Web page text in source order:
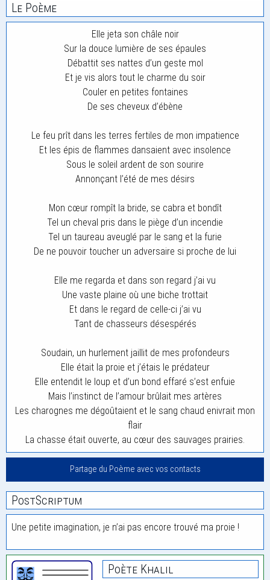
Le Poème
Elle jeta son châle noir
Sur la douce lumière de ses épaules
Débattit ses nattes d’un geste mol
Et je vis alors tout le charme du soir
Couler en petites fontaines
De ses cheveux d’ébène
Le feu prît dans les terres fertiles de mon impatience
Et les épis de flammes dansaient avec insolence
Sous le soleil ardent de son sourire
Annonçant l’été de mes désirs
Mon cœur rompît la bride, se cabra et bondît
Tel un cheval pris dans le piège d’un incendie
Tel un taureau aveuglé par le sang et la furie
De ne pouvoir toucher un adversaire si proche de lui
Elle me regarda et dans son regard j’ai vu
Une vaste plaine où une biche trottait
Et dans le regard de celle-ci j’ai vu
Tant de chasseurs désespérés
Soudain, un hurlement jaillit de mes profondeurs
Elle était la proie et j’étais le prédateur
Elle entendit le loup et d’un bond effaré s’est enfuie
Mais l’instinct de l’amour brûlait mes artères
Les charognes me dégoûtaient et le sang chaud enivrait mon
flair
La chasse était ouverte, au cœur des sauvages prairies.
Partage du Poème avec vos contacts
PostScriptum
Une petite imagination, je n’ai pas encore trouvé ma proie !
Poète Khalil